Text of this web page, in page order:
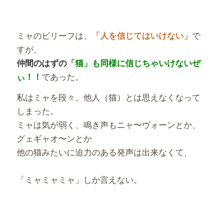
ミャのビリーフは、 「人を信じてはいけない」 で
すが、
仲間のはずの「猫」も同様に信じちゃいけないぜ
ぃ！！ であった。
私はミャを段々、他人（猫）とは思えなくなって
しまった。
ミャは気が弱く、鳴き声もニャ〜ヴォーンとか、
グェギャオ〜ンとか
他の猫みたいに迫力のある発声は出来なくて、
「ミャミャミャ」しか言えない。